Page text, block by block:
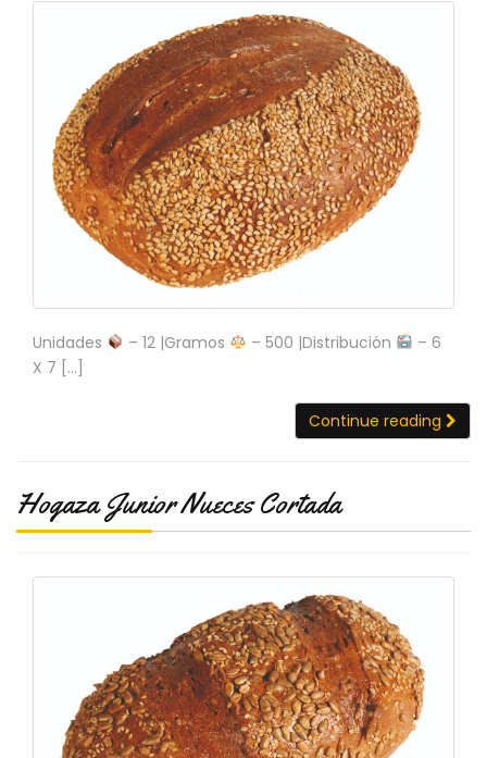
Unidades – 12 |Gramos – 500 |Distribución
– 6
X 7 […]
Continue reading
Hogaza Junior Nueces Cortada